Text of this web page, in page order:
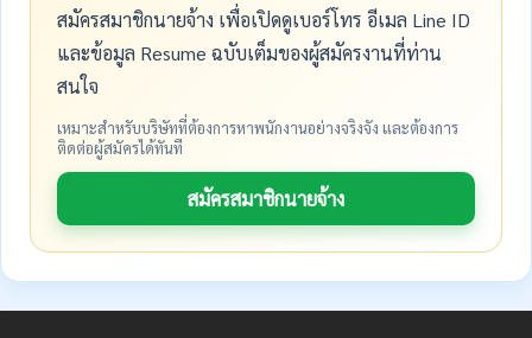
สมัครสมาชิกนายจ้าง เพื่อเปิดดูเบอร์โทร อีเมล Line ID
และข้อมูล Resume ฉบับเต็มของผู้สมัครงานที่ท่าน
สนใจ
เหมาะสำหรับบริษัทที่ต้องการหาพนักงานอย่างจริงจัง และต้องการ
ติดต่อผู้สมัครได้ทันที
สมัครสมาชิกนายจ้าง